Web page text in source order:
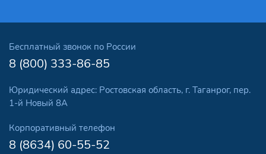
Бесплатный звонок по России
8 (800) 333-86-85
Юридический адрес: Ростовская область, г. Таганрог, пер.
1-й Новый 8А
Корпоративный телефон
8 (8634) 60-55-52